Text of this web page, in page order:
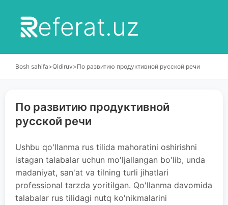
eferat.uz
Bosh sahifa>Qidiruv>По развитию продуктивной русской речи
По развитию продуктивной
русской речи
Ushbu qo'llanma rus tilida mahoratini oshirishni
istagan talabalar uchun mo'ljallangan bo'lib, unda
madaniyat, san'at va tilning turli jihatlari
professional tarzda yoritilgan. Qo'llanma davomida
talabalar rus tilidagi nutq ko'nikmalarini